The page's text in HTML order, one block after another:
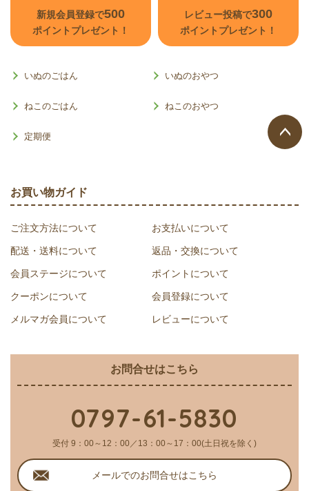
新規会員登録で500
ポイントプレゼント！
レビュー投稿で300
ポイントプレゼント！
いぬのごはん いぬのおやつ
ねこのごはん ねこのおやつ
定期便
お買い物ガイド
ご注文方法について お支払いについて
配送・送料について 返品・交換について
会員ステージについて ポイントについて
クーポンについて 会員登録について
メルマガ会員について レビューについて
お問合せはこちら
0797-61-5830
受付 9：00～12：00／13：00～17：00(土日祝を除く)
メールでのお問合せはこちら